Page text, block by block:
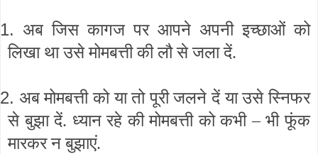
अब जिस कागज पर आपने अपनी इच्छाओं को
लिखा था उसे मोमबत्ती की लौ से जला दें.
अब मोमबत्ती को या तो पूरी जलने दें या उसे स्निफर
से बुझा दें. ध्यान रहे की मोमबत्ती को कभी – भी फूंक
मारकर न बुझाएं.